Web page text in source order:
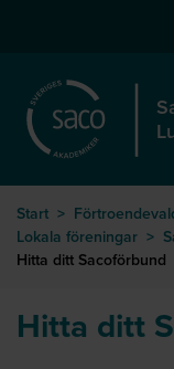
Start >
Lokala föreningar >
Hitta ditt Sacoförbund
Hitta ditt